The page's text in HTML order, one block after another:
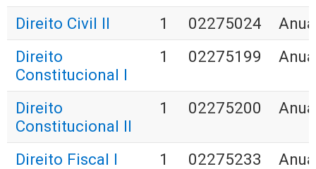
Direito Civil II
1 02275024
Direito
Constitucional I
1 02275199
Direito
Constitucional II
1 02275200
Direito Fiscal I 1 02275233